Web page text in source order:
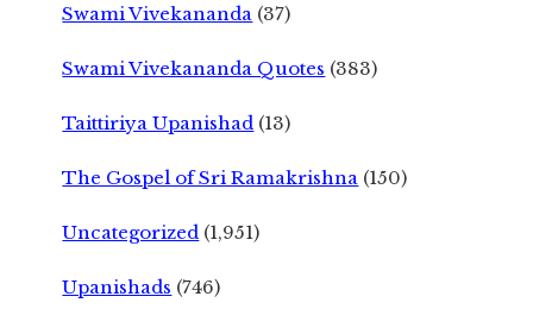
Swami Vivekananda (37)
Swami Vivekananda Quotes (383)
Taittiriya Upanishad (13)
The Gospel of Sri Ramakrishna (150)
Uncategorized (1,951)
Upanishads (746)